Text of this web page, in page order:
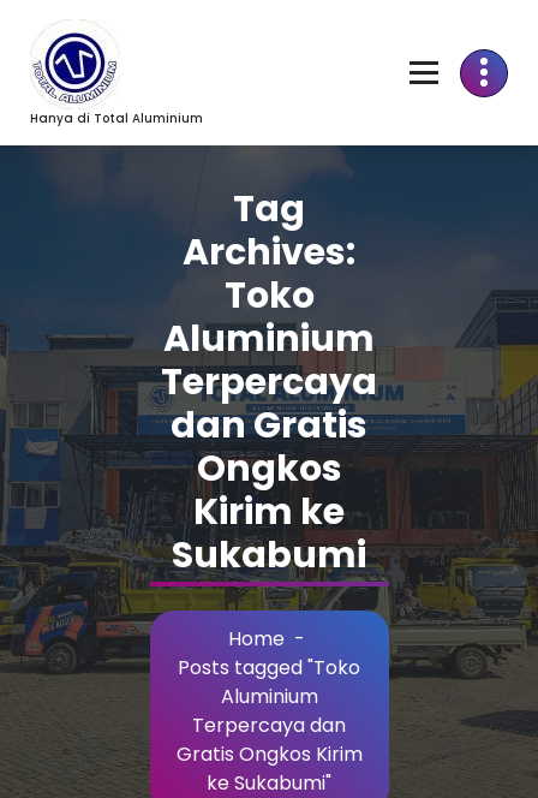
Content
Hanya di Total Aluminium
Tag
Archives:
Toko
Aluminium
Terpercaya
dan Gratis
Ongkos
Kirim ke
Sukabumi
Home -
Posts tagged "Toko
Aluminium
Terpercaya dan
Gratis Ongkos Kirim
ke Sukabumi"